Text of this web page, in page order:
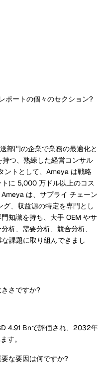
ポートの個々のセクション?
部門の企業で業務の最適化と
つ、熟練した経営コンサル
ントとして、Ameya は戦略
に 5,000 万ドル以上のコス
は、サプライ チェーン
、収益源の特定を専門とし
知識を持ち、大手 OEM やサ
析、需要分析、競合分析、
課題に取り組んできまし
さですか?
4.91 Bnで評価され、2032年
す。
な要因は何ですか?